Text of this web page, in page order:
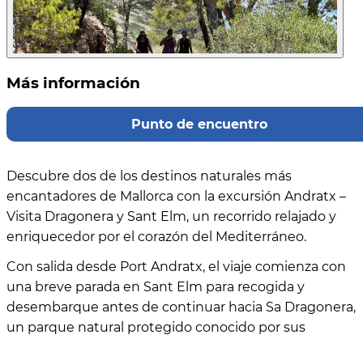
Más información
Punto de encuentro
Descubre dos de los destinos naturales más
encantadores de Mallorca con la excursión Andratx –
Visita Dragonera y Sant Elm, un recorrido relajado y
enriquecedor por el corazón del Mediterráneo.
Con salida desde Port Andratx, el viaje comienza con
una breve parada en Sant Elm para recogida y
desembarque antes de continuar hacia Sa Dragonera,
un parque natural protegido conocido por sus